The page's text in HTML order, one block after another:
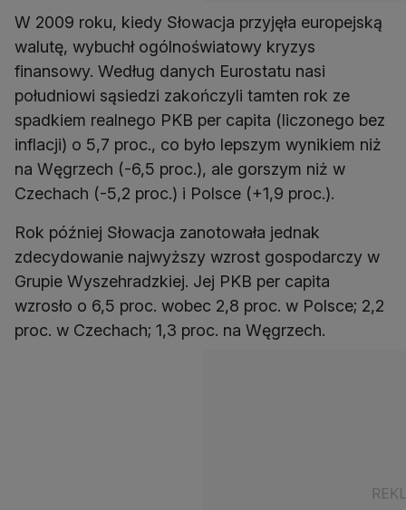
W 2009 roku, kiedy Słowacja przyjęła europejską
walutę, wybuchł ogólnoświatowy kryzys
finansowy. Według danych Eurostatu nasi
południowi sąsiedzi zakończyli tamten rok ze
spadkiem realnego PKB per capita (liczonego bez
inflacji) o 5,7 proc., co było lepszym wynikiem niż
na Węgrzech (-6,5 proc.), ale gorszym niż w
Czechach (-5,2 proc.) i Polsce (+1,9 proc.).
Rok później Słowacja zanotowała jednak
zdecydowanie najwyższy wzrost gospodarczy w
Grupie Wyszehradzkiej. Jej PKB per capita
wzrosło o 6,5 proc. wobec 2,8 proc. w Polsce; 2,2
proc. w Czechach; 1,3 proc. na Węgrzech.